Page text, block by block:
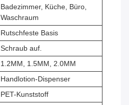
Badezimmer, Küche, Büro,
Waschraum
Rutschfeste Basis
Schraub auf.
1.2MM, 1.5MM, 2.0MM
Handlotion-Dispenser
PET-Kunststoff